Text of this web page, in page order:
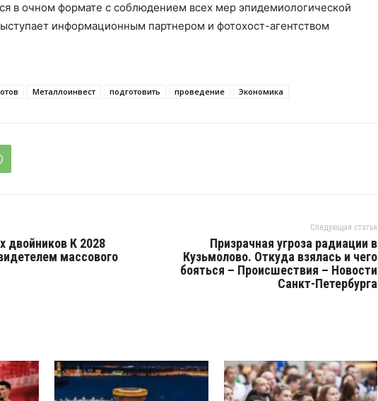
в очном формате с соблюдением всех мер эпидемиологической
информационным партнером и фотохост-агентством
Металлоинвест подготовить проведение Экономика
двойников К 2028
массового
Следующая статья
Призрачная угроза радиации в
Кузьмолово. Откуда взялась и чего
бояться – Происшествия – Новости
Санкт-Петербурга